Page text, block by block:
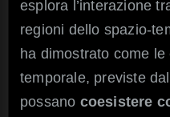
esplora l’interazione
regioni dello spazio-
ha dimostrato come
temporale, previste
possano coesistere